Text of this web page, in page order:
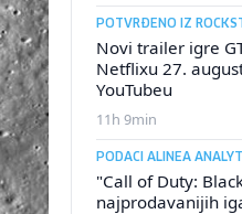
POTVRĐENO IZ
Novi trailer igre
Netflixu 27.
YouTubeu
11h 9min
PODACI ALINEA
"Call of Duty:
najprodavanijih